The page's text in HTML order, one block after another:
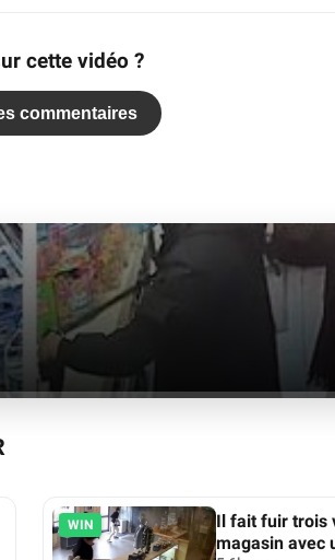
cette vidéo ?
commentaires
WIN
Il fait fuir trois
magasin avec